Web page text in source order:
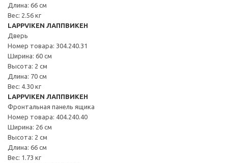
Длина: 66 см
Вес: 2.56 кг
LAPPVIKEN ЛАППВИКЕН
Дверь
Номер товара: 304.240.31
Ширина: 60 см
Высота: 2 см
Длина: 70 см
Вес: 4.30 кг
LAPPVIKEN ЛАППВИКЕН
Фронтальная панель ящика
Номер товара: 404.240.40
Ширина: 26 см
Высота: 2 см
Длина: 66 см
Вес: 1.73 кг